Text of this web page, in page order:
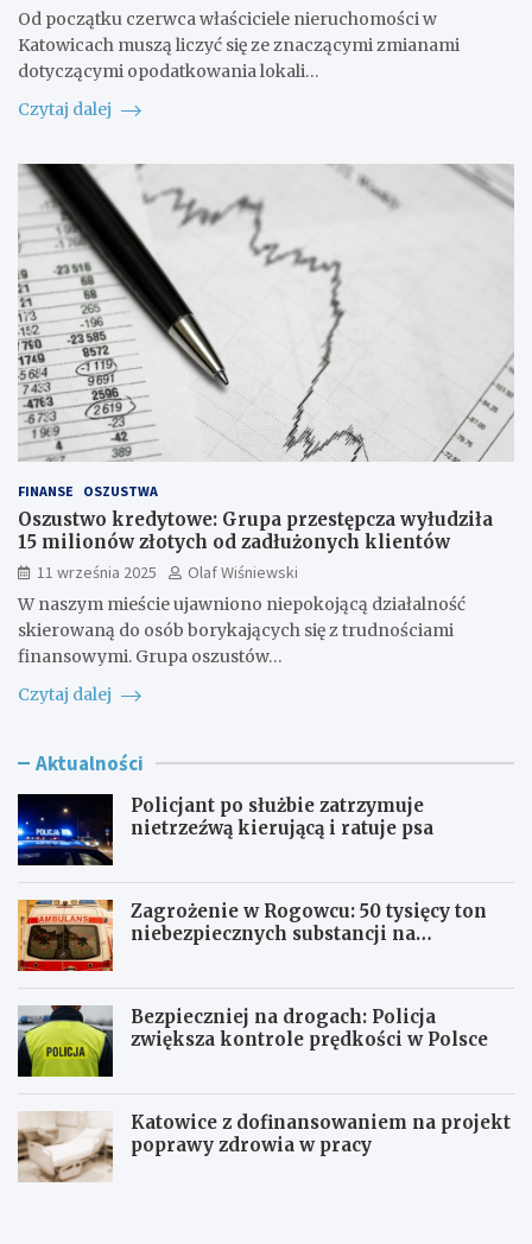
Od początku czerwca właściciele nieruchomości w
Katowicach muszą liczyć się ze znaczącymi zmianami
dotyczącymi opodatkowania lokali…
Czytaj dalej
FINANSE OSZUSTWA
Oszustwo kredytowe: Grupa przestępcza wyłudziła
15 milionów złotych od zadłużonych klientów
11 września 2025
Olaf Wiśniewski
W naszym mieście ujawniono niepokojącą działalność
skierowaną do osób borykających się z trudnościami
finansowymi. Grupa oszustów…
Czytaj dalej
Aktualności
Policjant po służbie zatrzymuje
nietrzeźwą kierującą i ratuje psa
Zagrożenie w Rogowcu: 50 tysięcy ton
niebezpiecznych substancji na
Bezpieczniej na drogach: Policja
zwiększa kontrole prędkości w Polsce
Katowice z dofinansowaniem na projekt
poprawy zdrowia w pracy
P
Z